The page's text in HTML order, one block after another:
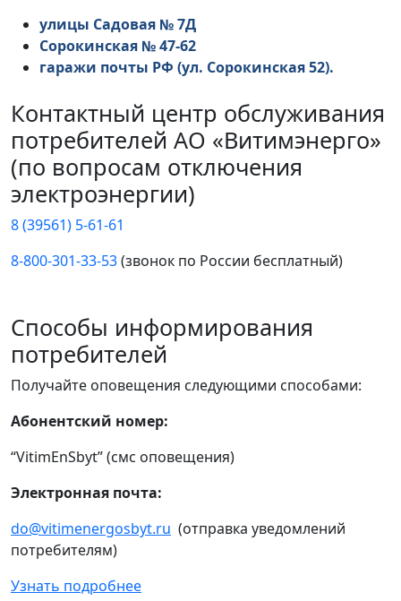
улицы Садовая № 7Д
Сорокинская № 47-62
гаражи почты РФ (ул. Сорокинская 52).
Контактный центр обслуживания
потребителей АО «Витимэнерго»
(по вопросам отключения
электроэнергии)
8 (39561) 5-61-61
8-800-301-33-53(звонок по России бесплатный)
Способы информирования
потребителей
Получайте оповещения следующими способами:
Абонентский номер:
“VitimEnSbyt” (смс оповещения)
Электронная почта:
do@vitimenergosbyt.ru (отправка уведомлений
потребителям)
Узнать подробнее